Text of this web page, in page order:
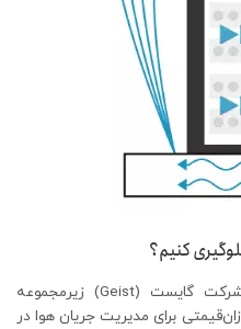
کنیم؟
محصولات «سوئیچ‌ایر» که توسط شرکت گایست (Geist) زیرمجموعه
برای مدیریت جریان هوا در